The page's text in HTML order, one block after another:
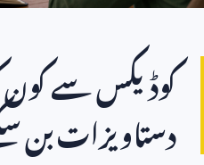
کوڈیکس سے
دستاویزات بن